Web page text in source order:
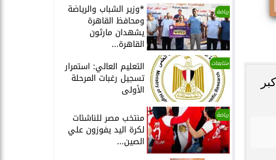
رياضة *وزير الشباب والرياضة
ومحافظ القاهرة
يشهدان مارثون
القاهرة...
متابعات التعليم العالي: استمرار
تسجيل رغبات المرحلة
الأولى
رياضة منتخب مصر للناشئات
لكرة اليد يفوزون علي
الصين...